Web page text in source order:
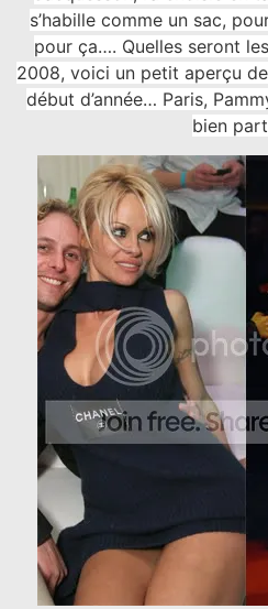
s’habille comme un sac,
pour ça…. Quelles seront
2008, voici un petit aperçu
début d’année… Paris,
bien